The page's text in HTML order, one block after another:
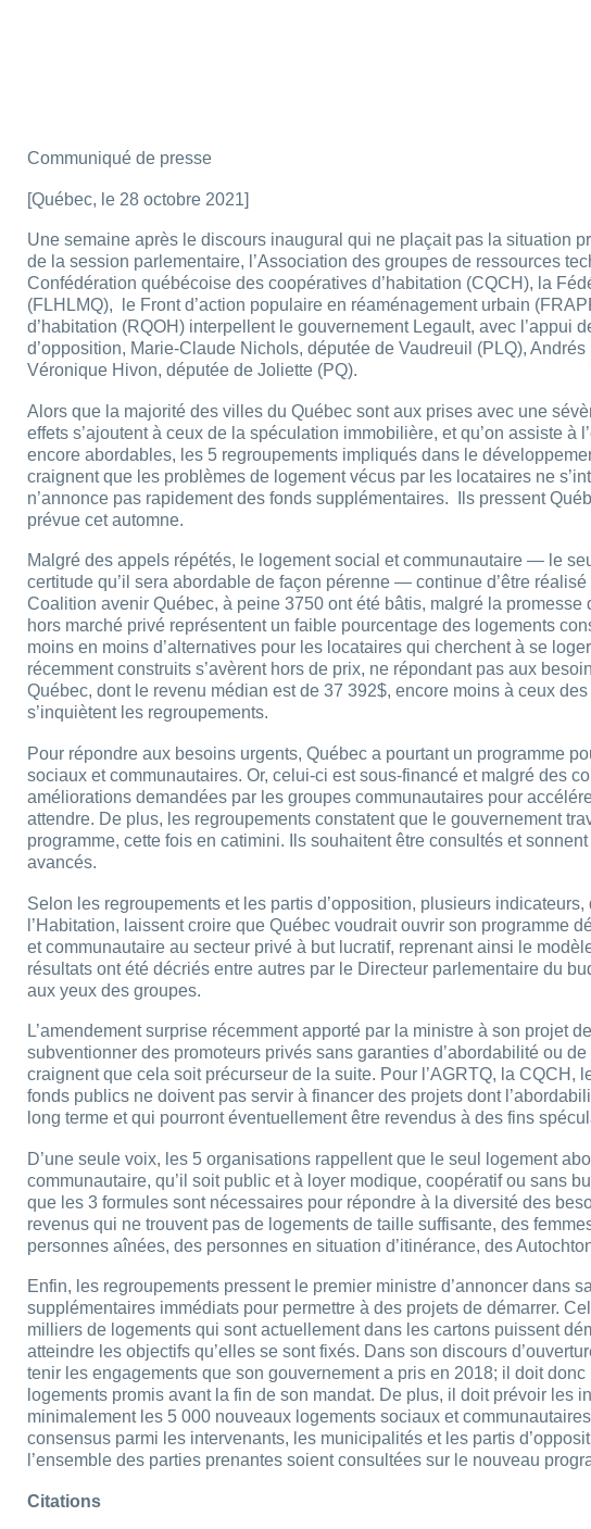
Communiqué de presse
[Québec, le 28 octobre 2021]
Une semaine après le discours inaugural qui ne plaçait pas la situation
de la session parlementaire, l’Association des groupes de ressources
Confédération québécoise des coopératives d’habitation (CQCH), la
(FLHLMQ), le Front d’action populaire en réaménagement urbain
d’habitation (RQOH) interpellent le gouvernement Legault, avec l’appui
d’opposition, Marie-Claude Nichols, députée de Vaudreuil (PLQ),
Véronique Hivon, députée de Joliette (PQ).
Alors que la majorité des villes du Québec sont aux prises avec une
effets s’ajoutent à ceux de la spéculation immobilière, et qu’on assiste à
encore abordables, les 5 regroupements impliqués dans le
craignent que les problèmes de logement vécus par les locataires ne
n’annonce pas rapidement des fonds supplémentaires. Ils pressent
prévue cet automne.
Malgré des appels répétés, le logement social et communautaire — le
certitude qu’il sera abordable de façon pérenne — continue d’être
Coalition avenir Québec, à peine 3750 ont été bâtis, malgré la promesse
hors marché privé représentent un faible pourcentage des logements
moins en moins d’alternatives pour les locataires qui cherchent à se
récemment construits s’avèrent hors de prix, ne répondant pas aux
Québec, dont le revenu médian est de 37 392$, encore moins à ceux
s’inquiètent les regroupements.
Pour répondre aux besoins urgents, Québec a pourtant un programme
sociaux et communautaires. Or, celui-ci est sous-financé et malgré des
améliorations demandées par les groupes communautaires pour
attendre. De plus, les regroupements constatent que le gouvernement
programme, cette fois en catimini. Ils souhaitent être consultés et
avancés.
Selon les regroupements et les partis d’opposition, plusieurs
l’Habitation, laissent croire que Québec voudrait ouvrir son programme
et communautaire au secteur privé à but lucratif, reprenant ainsi le
résultats ont été décriés entre autres par le Directeur parlementaire du
aux yeux des groupes.
L’amendement surprise récemment apporté par la ministre à son projet
subventionner des promoteurs privés sans garanties d’abordabilité ou
craignent que cela soit précurseur de la suite. Pour l’AGRTQ, la CQCH,
fonds publics ne doivent pas servir à financer des projets dont
long terme et qui pourront éventuellement être revendus à des fins
D’une seule voix, les 5 organisations rappellent que le seul logement
communautaire, qu’il soit public et à loyer modique, coopératif ou sans
que les 3 formules sont nécessaires pour répondre à la diversité des
revenus qui ne trouvent pas de logements de taille suffisante, des
personnes aînées, des personnes en situation d’itinérance, des
Enfin, les regroupements pressent le premier ministre d’annoncer dans
supplémentaires immédiats pour permettre à des projets de démarrer.
milliers de logements qui sont actuellement dans les cartons puissent
atteindre les objectifs qu’elles se sont fixés. Dans son discours
tenir les engagements que son gouvernement a pris en 2018; il doit
logements promis avant la fin de son mandat. De plus, il doit prévoir les
minimalement les 5 000 nouveaux logements sociaux et
consensus parmi les intervenants, les municipalités et les partis
l’ensemble des parties prenantes soient consultées sur le nouveau
Citations